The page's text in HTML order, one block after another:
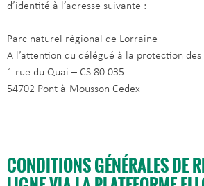
d’identité à l’adresse suivante :
Parc naturel régional de Lorraine
A l’attention du délégué à la protection des
1 rue du Quai – CS 80 035
54702 Pont-à-Mousson Cedex
CONDITIONS GÉNÉRALES DE